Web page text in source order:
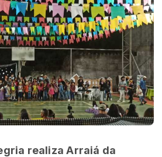
realiza Arraiá da